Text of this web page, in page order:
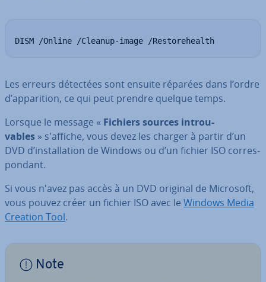
DISM /Online /Cleanup-image /Restorehealth
Les erreurs détectées sont ensuite réparées dans l’ordre
d’ap­pa­ri­tion, ce qui peut prendre quelque temps.
Lorsque le message « Fichiers sources in­trou­
vables » s'affiche, vous devez les charger à partir d’un
DVD d’ins­tal­la­tion de Windows ou d’un fichier ISO cor­res­
pon­dant.
Si vous n'avez pas accès à un DVD original de Microsoft,
vous pouvez créer un fichier ISO avec le Windows Media
Creation Tool.
Note